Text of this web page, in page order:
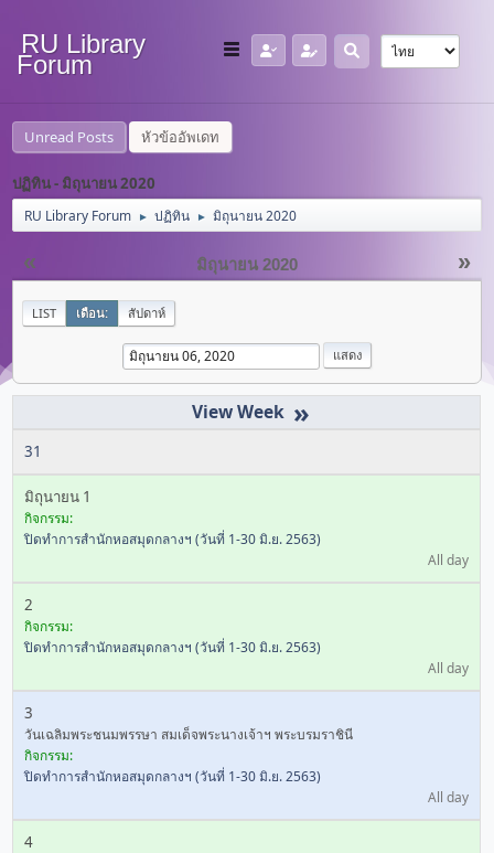
RU Library
Forum
Unread Posts หัวข้ออัพเดท
ปฏิทิน - มิถุนายน 2020
RU Library Forum ► ปฏิทิน ► มิถุนายน 2020
« »
มิถุนายน 2020
LIST เดือน: สัปดาห์
»
31
มิถุนายน 1
กิจกรรม:
ปิดทำการสำนักหอสมุดกลางฯ (วันที่ 1-30 มิ.ย. 2563)
All day
2
กิจกรรม:
ปิดทำการสำนักหอสมุดกลางฯ (วันที่ 1-30 มิ.ย. 2563)
All day
3
วันเฉลิมพระชนมพรรษา สมเด็จพระนางเจ้าฯ พระบรมราชินี
กิจกรรม:
ปิดทำการสำนักหอสมุดกลางฯ (วันที่ 1-30 มิ.ย. 2563)
All day
4